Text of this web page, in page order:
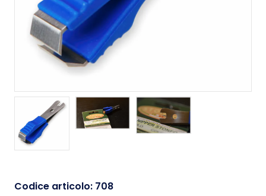
Codice articolo: 708